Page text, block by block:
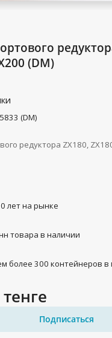
(DM)
(DM)
редуктора ZX180,
лет на рынке
товара в наличии
более 300 контейнеров в
Подписаться